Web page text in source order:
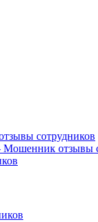
сотрудников
отзывы